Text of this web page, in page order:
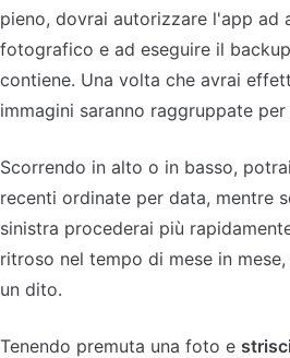
pieno, dovrai autorizzare l'app ad
fotografico e ad eseguire il
contiene. Una volta che avrai
immagini saranno raggruppate per
Scorrendo in alto o in basso,
recenti ordinate per data, mentre
sinistra procederai più
ritroso nel tempo di mese in
un dito.
Tenendo premuta una foto e